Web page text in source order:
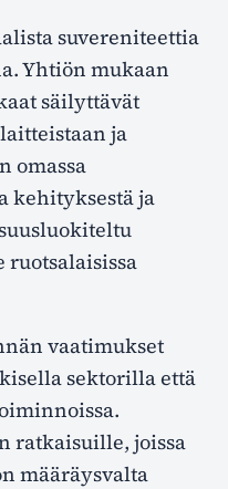
suvereniteettia
Yhtiön mukaan
säilyttävät
ja
omassa
kehityksestä ja
ruotsalaisissa
vaatimukset
sektorilla että
ratkaisuille, joissa
määräysvalta